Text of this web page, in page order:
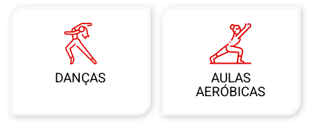
DANÇAS AULAS
AERÓBICAS